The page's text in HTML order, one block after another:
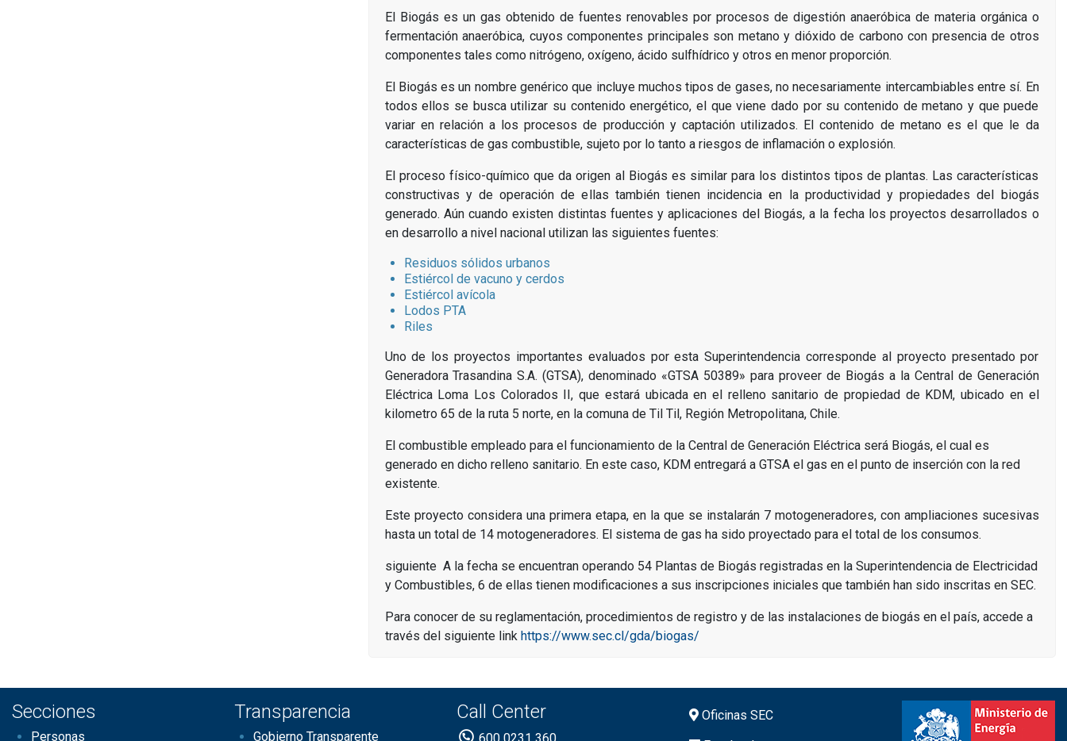
El Biogás es un gas obtenido de fuentes renovables por procesos de digestión anaeróbica de materia orgánica o
fermentación anaeróbica, cuyos componentes principales son metano y dióxido de carbono con presencia de otros
componentes tales como nitrógeno, oxígeno, ácido sulfhídrico y otros en menor proporción.
El Biogás es un nombre genérico que incluye muchos tipos de gases, no necesariamente intercambiables entre sí. En
todos ellos se busca utilizar su contenido energético, el que viene dado por su contenido de metano y que puede
variar en relación a los procesos de producción y captación utilizados. El contenido de metano es el que le da
características de gas combustible, sujeto por lo tanto a riesgos de inflamación o explosión.
El proceso físico-químico que da origen al Biogás es similar para los distintos tipos de plantas. Las características
constructivas y de operación de ellas también tienen incidencia en la productividad y propiedades del biogás
generado. Aún cuando existen distintas fuentes y aplicaciones del Biogás, a la fecha los proyectos desarrollados o
en desarrollo a nivel nacional utilizan las siguientes fuentes:
Residuos sólidos urbanos
Estiércol de vacuno y cerdos
Estiércol avícola
Lodos PTA
Riles
Uno de los proyectos importantes evaluados por esta Superintendencia corresponde al proyecto presentado por
Generadora Trasandina S.A. (GTSA), denominado «GTSA 50389» para proveer de Biogás a la Central de Generación
Eléctrica Loma Los Colorados II, que estará ubicada en el relleno sanitario de propiedad de KDM, ubicado en el
kilometro 65 de la ruta 5 norte, en la comuna de Til Til, Región Metropolitana, Chile.
El combustible empleado para el funcionamiento de la Central de Generación Eléctrica será Biogás, el cual es
generado en dicho relleno sanitario. En este caso, KDM entregará a GTSA el gas en el punto de inserción con la red
existente.
Este proyecto considera una primera etapa, en la que se instalarán 7 motogeneradores, con ampliaciones sucesivas
hasta un total de 14 motogeneradores. El sistema de gas ha sido proyectado para el total de los consumos.
siguiente A la fecha se encuentran operando 54 Plantas de Biogás registradas en la Superintendencia de Electricidad
y Combustibles, 6 de ellas tienen modificaciones a sus inscripciones iniciales que también han sido inscritas en SEC.
Para conocer de su reglamentación, procedimientos de registro y de las instalaciones de biogás en el país, accede a
través del siguiente link https://www.sec.cl/gda/biogas/
Secciones
Personas
Transparencia
Gobierno Transparente
Call Center
Oficinas SEC